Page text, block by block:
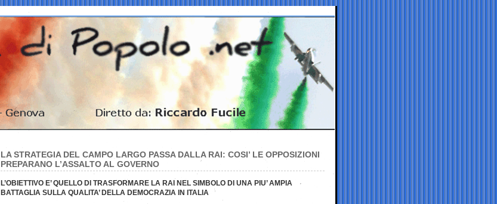
LA STRATEGIA DEL CAMPO LARGO PASSA DALLA RAI: COSI’ LE OPPOSIZIONI
PREPARANO L’ASSALTO AL GOVERNO
L’OBIETTIVO E’ QUELLO DI TRASFORMARE LA RAI NEL SIMBOLO DI UNA PIU’ AMPIA
BATTAGLIA SULLA QUALITA’ DELLA DEMOCRAZIA IN ITALIA